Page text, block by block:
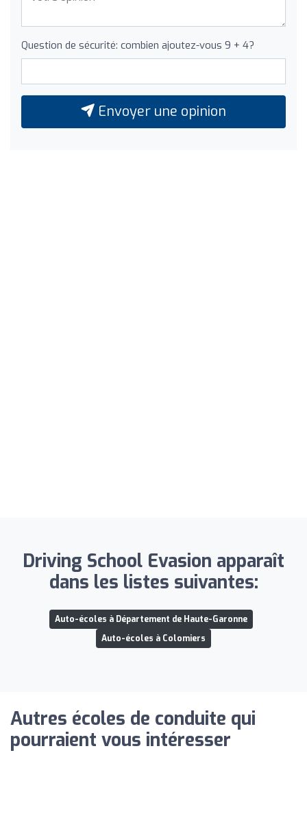
Question de sécurité: combien ajoutez-vous 9 + 4?
Envoyer une opinion
Driving School Evasion apparaît
dans les listes suivantes:
Auto-écoles à Département de Haute-Garonne
Auto-écoles à Colomiers
Autres écoles de conduite qui
pourraient vous intéresser